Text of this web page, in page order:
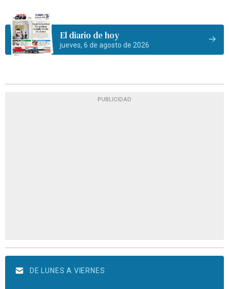
El diario de hoy
jueves, 6 de agosto de 2026
PUBLICIDAD
DE LUNES A VIERNES